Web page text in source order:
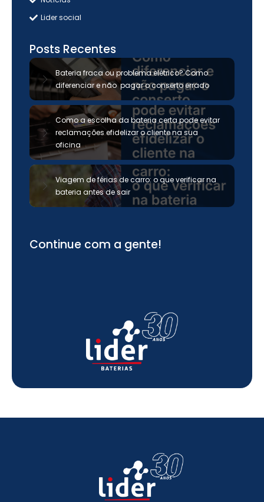
Lider social
Posts Recentes
Bateria fraca ou problema elétrico? Como
diferenciar e não pagar o conserto errado
Como a escolha da bateria certa pode evitar
reclamações efidelizar o cliente na sua
oficina
Viagem de férias de carro: o que verificar na
bateria antes de sair
Continue com a gente!